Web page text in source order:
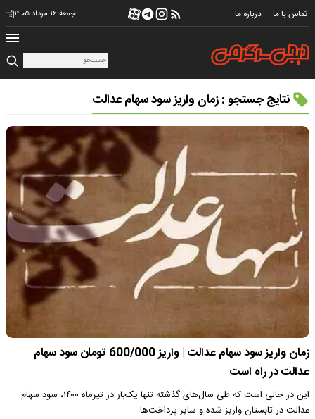
تماس با ما درباره ما جمعه ۱۶ مرداد ۱۴۰۵
نتایج جستجو : زمان واریز سود سهام عدالت
زمان واریز سود سهام عدالت | واریز 600/000 تومان سود سهام
عدالت در راه است
این در حالی است که طی سال‌های گذشته تنها یک‌بار در تیرماه ۱۴۰۰، سود سهام
عدالت در تابستان واریز شده و سایر پرداخت‌ها…